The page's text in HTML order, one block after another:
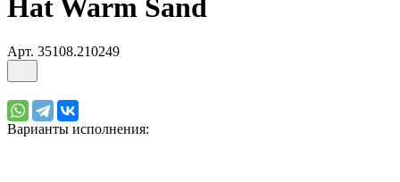
Hat Warm Sand
Арт. 35108.210249
Варианты исполнения: